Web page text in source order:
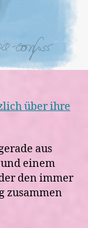
über ihre
aus
einem
den immer
zusammen